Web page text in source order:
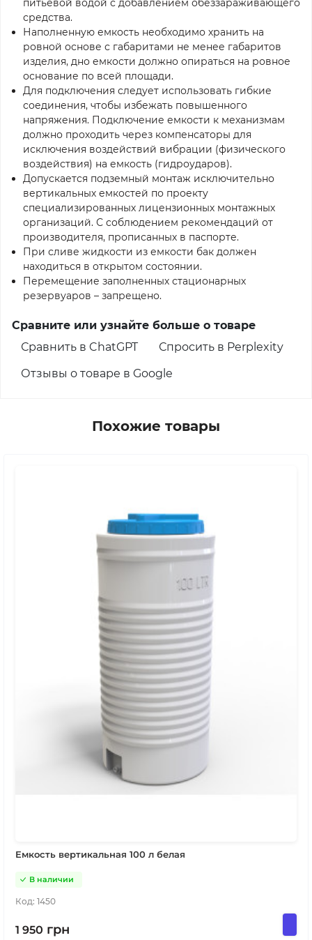
питьевой водой с добавлением обеззараживающего
средства.
Наполненную емкость необходимо хранить на
ровной основе с габаритами не менее габаритов
изделия, дно емкости должно опираться на ровное
основание по всей площади.
Для подключения следует использовать гибкие
соединения, чтобы избежать повышенного
напряжения. Подключение емкости к механизмам
должно проходить через компенсаторы для
исключения воздействий вибрации (физического
воздействия) на емкость (гидроударов).
Допускается подземный монтаж исключительно
вертикальных емкостей по проекту
специализированных лицензионных монтажных
организаций. С соблюдением рекомендаций от
производителя, прописанных в паспорте.
При сливе жидкости из емкости бак должен
находиться в открытом состоянии.
Перемещение заполненных стационарных
резервуаров – запрещено.
Сравните или узнайте больше о товаре
Сравнить в ChatGPT
Спросить в Perplexity
Отзывы о товаре в Google
Похожие товары
Емкость вертикальная 100 л белая
Код: 1450
В наличии
1 950 грн